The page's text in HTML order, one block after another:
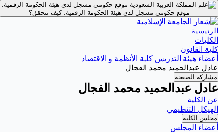
موقع حكومي مسجل لدى هيئة الحكومة الرقمية.
موقع حكومي مسجل لدى هيئة الحكومة الرقمية.كيف تتحقق؟
الرئيسية
الكليات
كلية القانون
أعضاء هيئة التدريس كلية الأنظمة و الاقتصاد
عادل عبدالحميد محمد الفجال
مشاركة الصفحة
عادل عبدالحميد محمد الفجال
عن الكلية
الهيكل التنظيمي
مجلس الكلية
أعضاء المجلس